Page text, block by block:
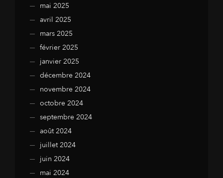
mai 2025
avril 2025
mars 2025
février 2025
janvier 2025
décembre 2024
novembre 2024
octobre 2024
septembre 2024
août 2024
juillet 2024
juin 2024
mai 2024